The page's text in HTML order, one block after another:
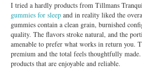
I tried a hardly products from Tillmans
gummies for sleep and in reality liked the
gummies contain a clean grain, burnished
quality. The flavors stroke natural, and the
amenable to prefer what works in return you.
premium and the total feels thoughtfully
products that are enjoyable and reliable.